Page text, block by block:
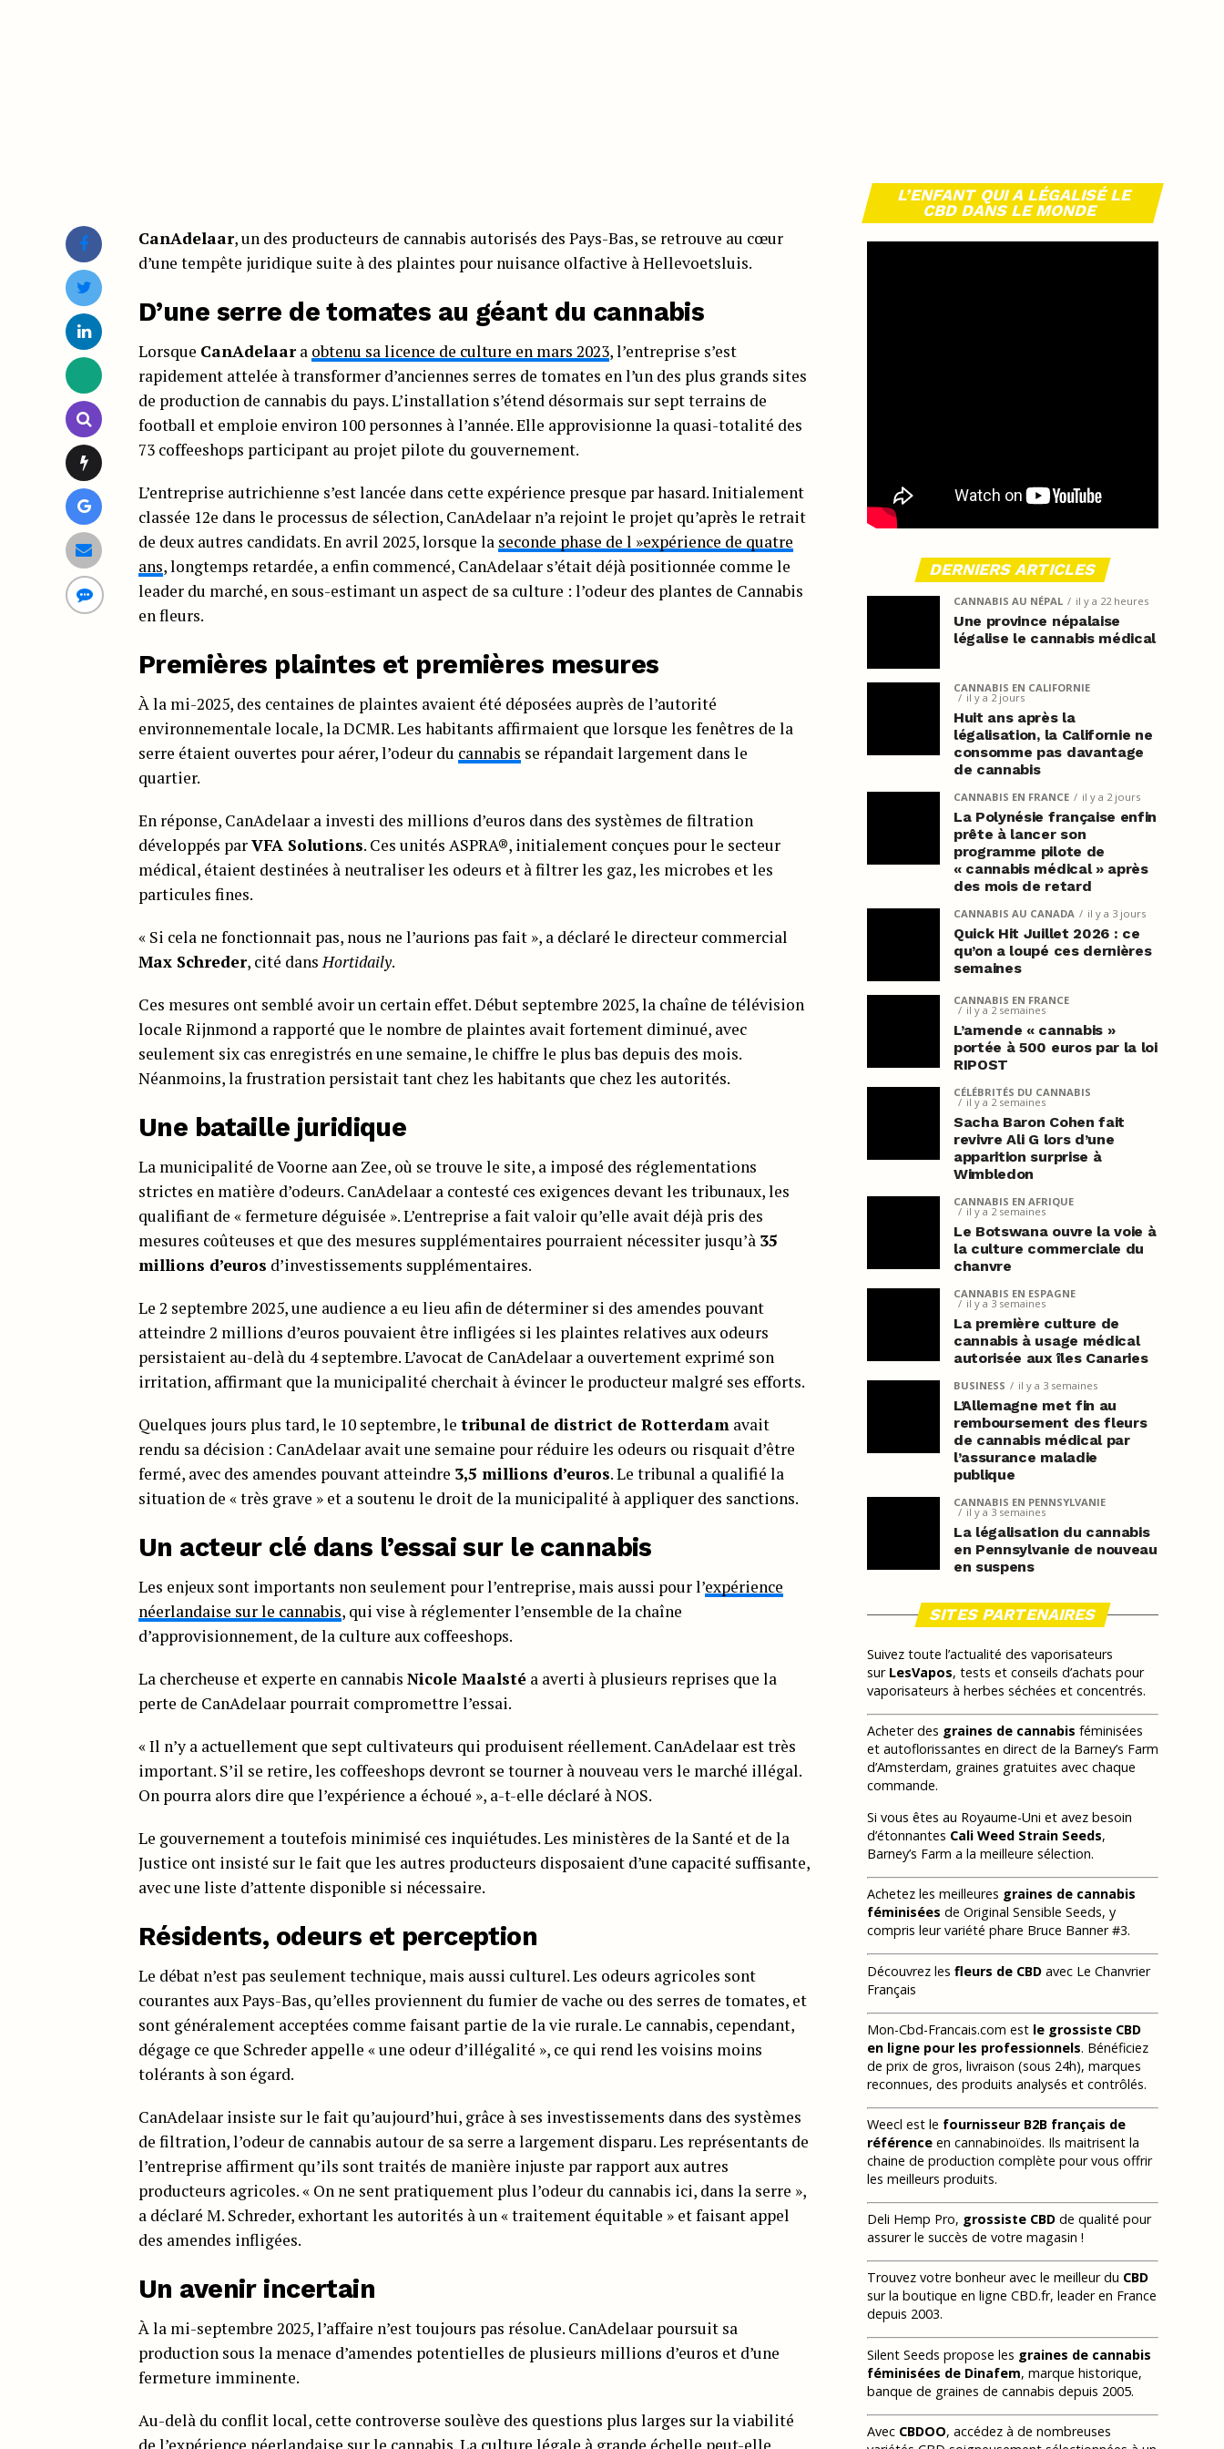
CanAdelaar, un des producteurs de cannabis autorisés des Pays-Bas, se retrouve au cœur
d’une tempête juridique suite à des plaintes pour nuisance olfactive à Hellevoetsluis.
D’une serre de tomates au géant du cannabis
Lorsque CanAdelaara obtenu sa licence de culture en mars 2023, l’entreprise s’est
rapidement attelée à transformer d’anciennes serres de tomates en l’un des plus grands sites
de production de cannabis du pays. L’installation s’étend désormais sur sept terrains de
football et emploie environ 100 personnes à l’année. Elle approvisionne la quasi-totalité des
73 coffeeshops participant au projet pilote du gouvernement.
L’entreprise autrichienne s’est lancée dans cette expérience presque par hasard. Initialement
classée 12e dans le processus de sélection, CanAdelaar n’a rejoint le projet qu’après le retrait
de deux autres candidats. En avril 2025, lorsque la seconde phase de l »expérience de quatre
ans, longtemps retardée, a enfin commencé, CanAdelaar s’était déjà positionnée comme le
leader du marché, en sous-estimant un aspect de sa culture : l’odeur des plantes de Cannabis
en fleurs.
Premières plaintes et premières mesures
À la mi-2025, des centaines de plaintes avaient été déposées auprès de l’autorité
environnementale locale, la DCMR. Les habitants affirmaient que lorsque les fenêtres de la
serre étaient ouvertes pour aérer, l’odeur du cannabis se répandait largement dans le
quartier.
En réponse, CanAdelaar a investi des millions d’euros dans des systèmes de filtration
développés parVFA Solutions. Ces unités ASPRA®, initialement conçues pour le secteur
médical, étaient destinées à neutraliser les odeurs et à filtrer les gaz, les microbes et les
particules fines.
« Si cela ne fonctionnait pas, nous ne l’aurions pas fait », a déclaré le directeur commercial
Max Schreder, cité dans Hortidaily.
Ces mesures ont semblé avoir un certain effet. Début septembre 2025, la chaîne de télévision
locale Rijnmond a rapporté que le nombre de plaintes avait fortement diminué, avec
seulement six cas enregistrés en une semaine, le chiffre le plus bas depuis des mois.
Néanmoins, la frustration persistait tant chez les habitants que chez les autorités.
Une bataille juridique
La municipalité de Voorne aan Zee, où se trouve le site, a imposé des réglementations
strictes en matière d’odeurs. CanAdelaar a contesté ces exigences devant les tribunaux, les
qualifiant de « fermeture déguisée ». L’entreprise a fait valoir qu’elle avait déjà pris des
mesures coûteuses et que des mesures supplémentaires pourraient nécessiter jusqu’à 35
millions d’euros d’investissements supplémentaires.
Le 2 septembre 2025, une audience a eu lieu afin de déterminer si des amendes pouvant
atteindre 2 millions d’euros pouvaient être infligées si les plaintes relatives aux odeurs
persistaient au-delà du 4 septembre. L’avocat de CanAdelaar a ouvertement exprimé son
irritation, affirmant que la municipalité cherchait à évincer le producteur malgré ses efforts.
Quelques jours plus tard, le 10 septembre, le tribunal de district de Rotterdam avait
rendu sa décision : CanAdelaar avait une semaine pour réduire les odeurs ou risquait d’être
fermé, avec des amendes pouvant atteindre 3,5 millions d’euros. Le tribunal a qualifié la
situation de « très grave » et a soutenu le droit de la municipalité à appliquer des sanctions.
Un acteur clé dans l’essai sur le cannabis
Les enjeux sont importants non seulement pour l’entreprise, mais aussi pour l’expérience
néerlandaise sur le cannabis, qui vise à réglementer l’ensemble de la chaîne
d’approvisionnement, de la culture aux coffeeshops.
La chercheuse et experte en cannabis Nicole Maalsté a averti à plusieurs reprises que la
perte de CanAdelaar pourrait compromettre l’essai.
« Il n’y a actuellement que sept cultivateurs qui produisent réellement. CanAdelaar est très
important. S’il se retire, les coffeeshops devront se tourner à nouveau vers le marché illégal.
On pourra alors dire que l’expérience a échoué », a-t-elle déclaré à NOS.
Le gouvernement a toutefois minimisé ces inquiétudes. Les ministères de la Santé et de la
Justice ont insisté sur le fait que les autres producteurs disposaient d’une capacité suffisante,
avec une liste d’attente disponible si nécessaire.
Résidents, odeurs et perception
Le débat n’est pas seulement technique, mais aussi culturel. Les odeurs agricoles sont
courantes aux Pays-Bas, qu’elles proviennent du fumier de vache ou des serres de tomates, et
sont généralement acceptées comme faisant partie de la vie rurale. Le cannabis, cependant,
dégage ce que Schreder appelle « une odeur d’illégalité », ce qui rend les voisins moins
tolérants à son égard.
CanAdelaar insiste sur le fait qu’aujourd’hui, grâce à ses investissements dans des systèmes
de filtration, l’odeur de cannabis autour de sa serre a largement disparu. Les représentants de
l’entreprise affirment qu’ils sont traités de manière injuste par rapport aux autres
producteurs agricoles. « On ne sent pratiquement plus l’odeur du cannabis ici, dans la serre »,
a déclaré M. Schreder, exhortant les autorités à un « traitement équitable » et faisant appel
des amendes infligées.
Un avenir incertain
À la mi-septembre 2025, l’affaire n’est toujours pas résolue. CanAdelaar poursuit sa
production sous la menace d’amendes potentielles de plusieurs millions d’euros et d’une
fermeture imminente.
Au-delà du conflit local, cette controverse soulève des questions plus larges sur la viabilité
de l’expérience néerlandaise sur le cannabis. La culture légale à grande échelle peut-elle
L’ENFANT QUI A LÉGALISÉ LE
CBD DANS LE MONDE
DERNIERS ARTICLES
CANNABIS AU NÉPAL il y a 22 heures
Une province népalaise
légalise le cannabis médical
CANNABIS EN CALIFORNIE
il y a 2 jours
Huit ans après la
légalisation, la Californie ne
consomme pas davantage
de cannabis
CANNABIS EN FRANCE il y a 2 jours
La Polynésie française enfin
prête à lancer son
programme pilote de
« cannabis médical » après
des mois de retard
CANNABIS AU CANADA il y a 3 jours
Quick Hit Juillet 2026 : ce
qu’on a loupé ces dernières
semaines
CANNABIS EN FRANCE
il y a 2 semaines
L’amende « cannabis »
portée à 500 euros par la loi
RIPOST
CÉLÉBRITÉS DU CANNABIS
il y a 2 semaines
Sacha Baron Cohen fait
revivre Ali G lors d’une
apparition surprise à
Wimbledon
CANNABIS EN AFRIQUE
il y a 2 semaines
Le Botswana ouvre la voie à
la culture commerciale du
chanvre
CANNABIS EN ESPAGNE
il y a 3 semaines
La première culture de
cannabis à usage médical
autorisée aux îles Canaries
BUSINESS il y a 3 semaines
L’Allemagne met fin au
remboursement des fleurs
de cannabis médical par
l’assurance maladie
publique
CANNABIS EN PENNSYLVANIE
il y a 3 semaines
La légalisation du cannabis
en Pennsylvanie de nouveau
en suspens
SITES PARTENAIRES
Suivez toute l’actualité des vaporisateurs
sur LesVapos, tests et conseils d’achats pour
vaporisateurs à herbes séchées et concentrés.
Acheter des graines de cannabis féminisées
et autoflorissantes en direct de la Barney’s Farm
d’Amsterdam, graines gratuites avec chaque
commande.
Si vous êtes au Royaume-Uni et avez besoin
d’étonnantes Cali Weed Strain Seeds,
Barney’s Farm a la meilleure sélection.
Achetez les meilleures graines de cannabis
féminisées de Original Sensible Seeds, y
compris leur variété phare Bruce Banner #3.
Découvrez les fleurs de CBD avec Le Chanvrier
Français
Mon-Cbd-Francais.com est le grossiste CBD
en ligne pour les professionnels. Bénéficiez
de prix de gros, livraison (sous 24h), marques
reconnues, des produits analysés et contrôlés.
Weecl est le fournisseur B2B français de
référence en cannabinoïdes. Ils maitrisent la
chaine de production complète pour vous offrir
les meilleurs produits.
Deli Hemp Pro, grossiste CBD de qualité pour
assurer le succès de votre magasin !
Trouvez votre bonheur avec le meilleur du CBD
sur la boutique en ligne CBD.fr, leader en France
depuis 2003.
Silent Seeds propose les graines de cannabis
féminisées de Dinafem, marque historique,
banque de graines de cannabis depuis 2005.
Avec CBDOO, accédez à de nombreuses